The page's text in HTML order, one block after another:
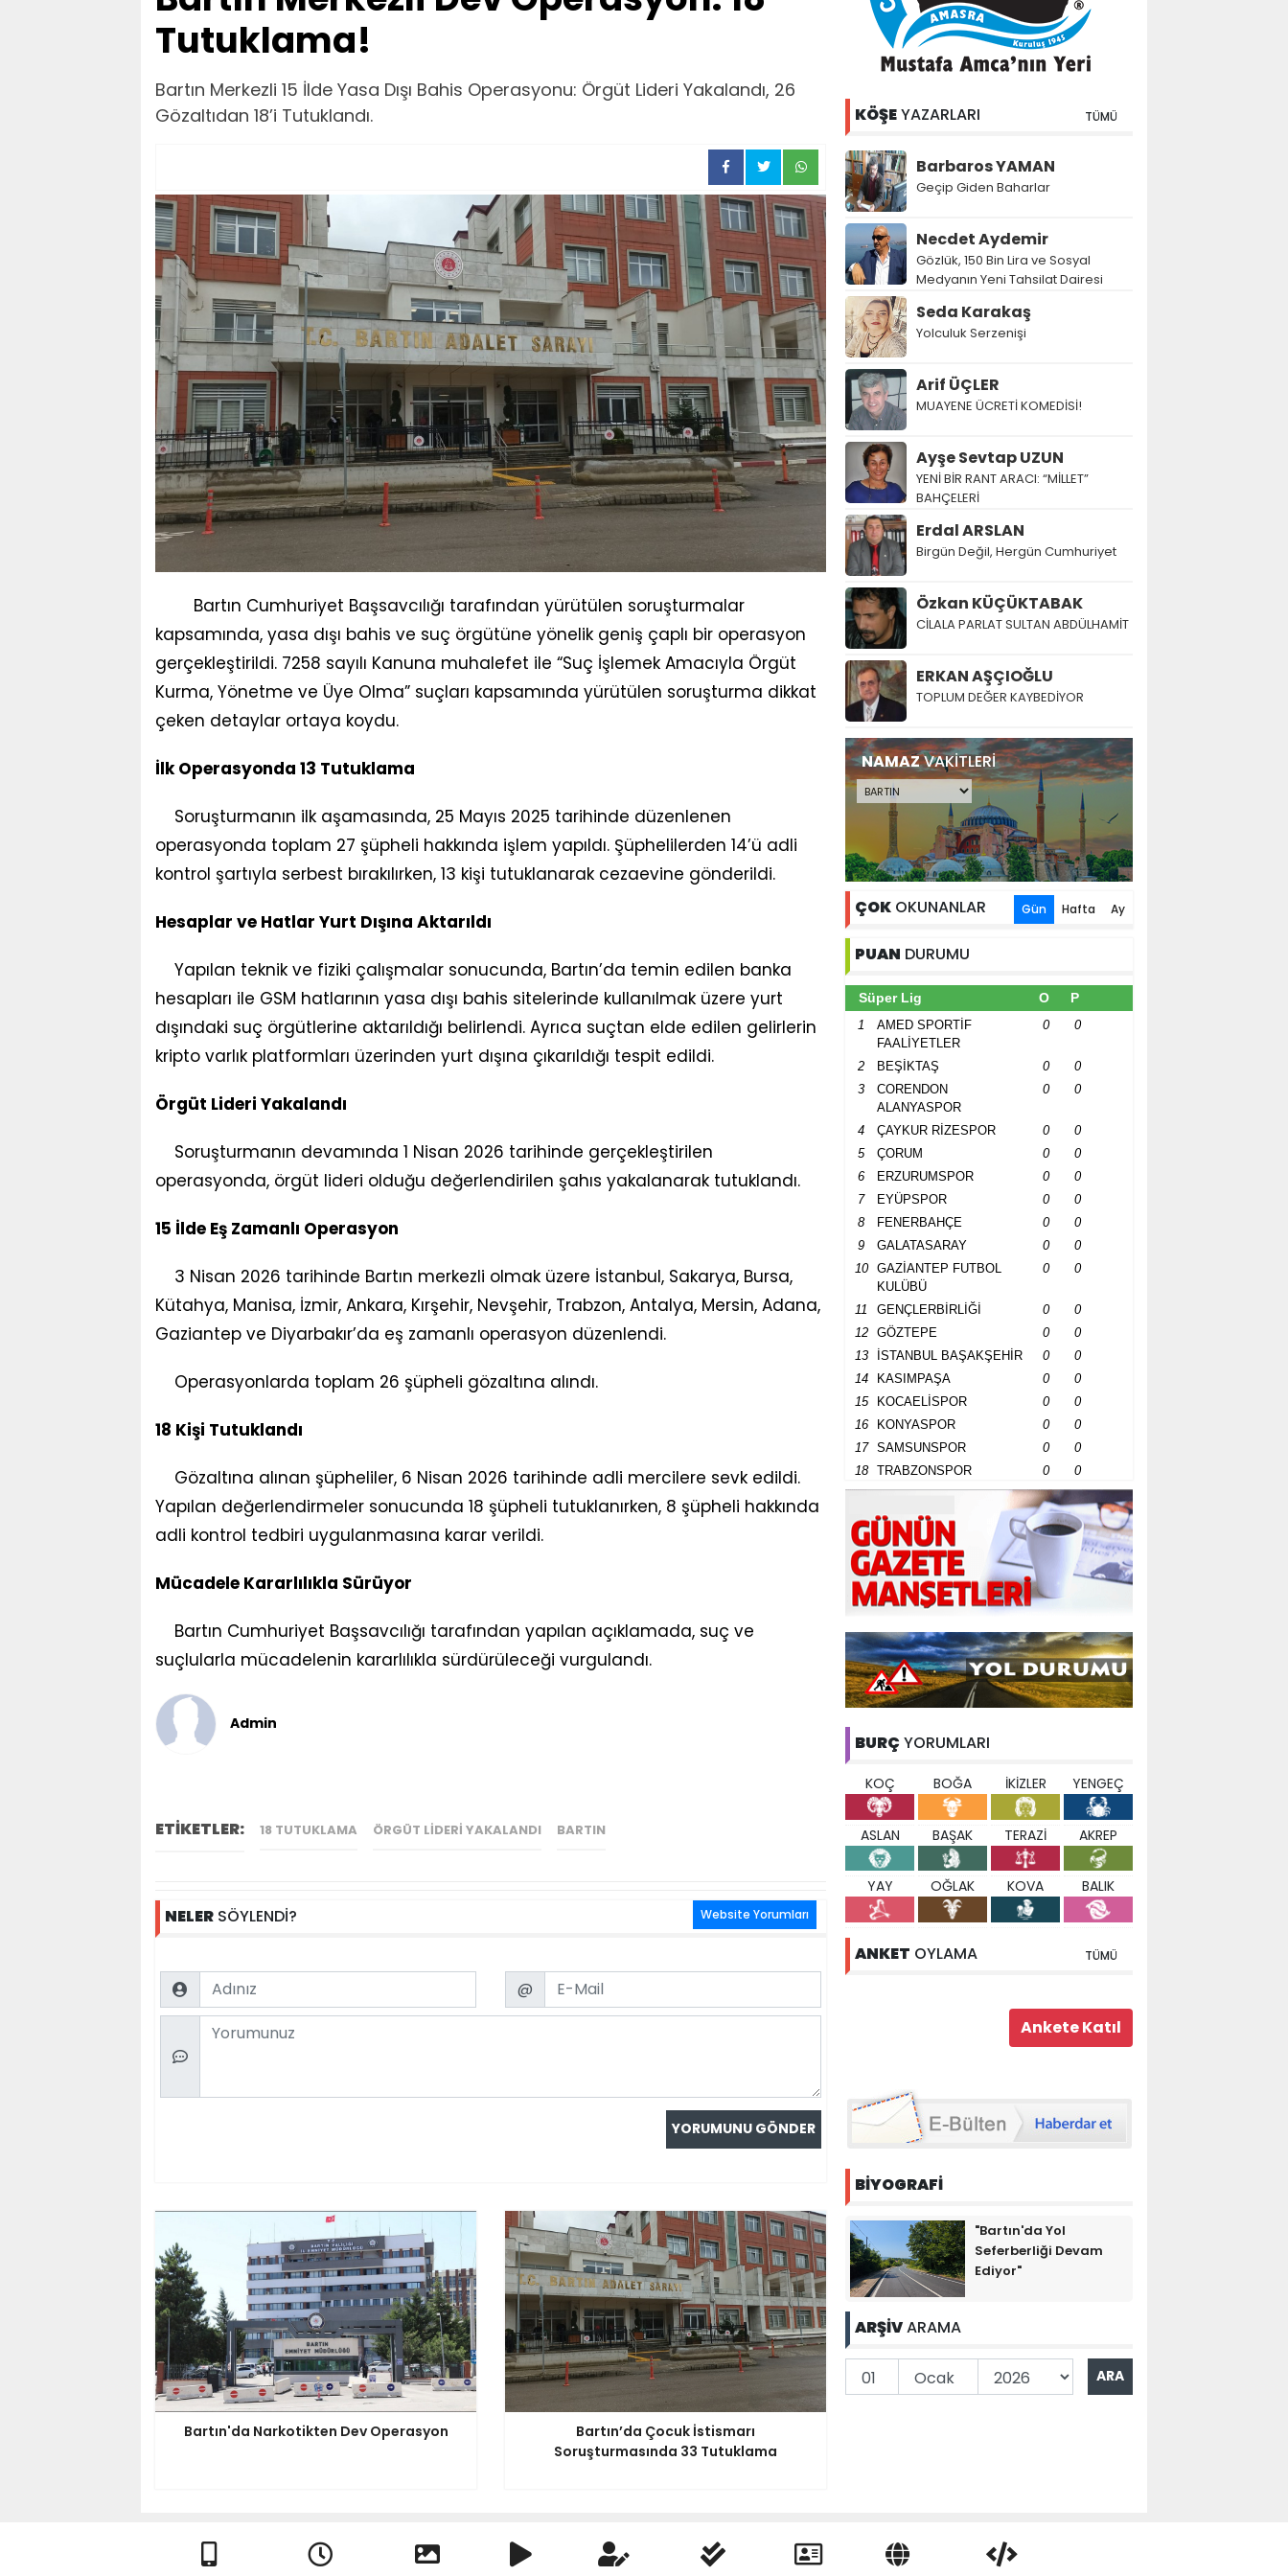
Tutuklama!
Bartın Merkezli 15 İlde Yasa Dışı Bahis Operasyonu: Örgüt Lideri Yakalandı, 26
Gözaltıdan 18’i Tutuklandı.
Bartın Cumhuriyet Başsavcılığı tarafından yürütülen soruşturmalar
kapsamında, yasa dışı bahis ve suç örgütüne yönelik geniş çaplı bir operasyon
gerçekleştirildi. 7258 sayılı Kanuna muhalefet ile “Suç İşlemek Amacıyla Örgüt
Kurma, Yönetme ve Üye Olma” suçları kapsamında yürütülen soruşturma dikkat
çeken detaylar ortaya koydu.
İlk Operasyonda 13 Tutuklama
Soruşturmanın ilk aşamasında, 25 Mayıs 2025 tarihinde düzenlenen
operasyonda toplam 27 şüpheli hakkında işlem yapıldı. Şüphelilerden 14’ü adli
kontrol şartıyla serbest bırakılırken, 13 kişi tutuklanarak cezaevine gönderildi.
Hesaplar ve Hatlar Yurt Dışına Aktarıldı
Yapılan teknik ve fiziki çalışmalar sonucunda, Bartın’da temin edilen banka
hesapları ile GSM hatlarının yasa dışı bahis sitelerinde kullanılmak üzere yurt
dışındaki suç örgütlerine aktarıldığı belirlendi. Ayrıca suçtan elde edilen gelirlerin
kripto varlık platformları üzerinden yurt dışına çıkarıldığı tespit edildi.
Örgüt Lideri Yakalandı
Soruşturmanın devamında 1 Nisan 2026 tarihinde gerçekleştirilen
operasyonda, örgüt lideri olduğu değerlendirilen şahıs yakalanarak tutuklandı.
15 İlde Eş Zamanlı Operasyon
3 Nisan 2026 tarihinde Bartın merkezli olmak üzere İstanbul, Sakarya, Bursa,
Kütahya, Manisa, İzmir, Ankara, Kırşehir, Nevşehir, Trabzon, Antalya, Mersin, Adana,
Gaziantep ve Diyarbakır’da eş zamanlı operasyon düzenlendi.
Operasyonlarda toplam 26 şüpheli gözaltına alındı.
18 Kişi Tutuklandı
Gözaltına alınan şüpheliler, 6 Nisan 2026 tarihinde adli mercilere sevk edildi.
Yapılan değerlendirmeler sonucunda 18 şüpheli tutuklanırken, 8 şüpheli hakkında
adli kontrol tedbiri uygulanmasına karar verildi.
Mücadele Kararlılıkla Sürüyor
Bartın Cumhuriyet Başsavcılığı tarafından yapılan açıklamada, suç ve
suçlularla mücadelenin kararlılıkla sürdürüleceği vurgulandı.
Admin
ETİKETLER: 18 TUTUKLAMA ÖRGÜT LIDERI YAKALANDI BARTIN
NELER SÖYLENDİ? Website Yorumları
Name Email
@
Comment
Bartın'da Narkotikten Dev Operasyon
Bartın’da Çocuk İstismarı
Soruşturmasında 33 Tutuklama
KÖŞEYAZARLARI TÜMÜ
Barbaros YAMAN
Geçip Giden Baharlar
Necdet Aydemir
Gözlük, 150 Bin Lira ve Sosyal
Medyanın Yeni Tahsilat Dairesi
Seda Karakaş
Yolculuk Serzenişi
Arif ÜÇLER
MUAYENE ÜCRETİ KOMEDİSİ!
Ayşe Sevtap UZUN
YENİ BİR RANT ARACI: “MİLLET”
BAHÇELERİ
Erdal ARSLAN
Birgün Değil, Hergün Cumhuriyet
Özkan KÜÇÜKTABAK
CİLALA PARLAT SULTAN ABDÜLHAMİT
ERKAN AŞÇIOĞLU
TOPLUM DEĞER KAYBEDİYOR
NAMAZVAKİTLERİ
ÇOK OKUNANLAR Gün Hafta Ay
PUAN DURUMU
Süper Lig O P
1
AMED SPORTİF
FAALİYETLER
0 0
2 BEŞİKTAŞ 0
0
3
CORENDON
ALANYASPOR
0 0
4 ÇAYKUR RİZESPOR 0
0
5
ÇORUM 0
0
6
ERZURUMSPOR 0
0
7
EYÜPSPOR 0
0
8
FENERBAHÇE 0
0
9
GALATASARAY 0
0
10
GAZİANTEP FUTBOL
KULÜBÜ
0 0
11 GENÇLERBİRLİĞİ 0
0
12
GÖZTEPE 0
0
13
İSTANBUL BAŞAKŞEHİR 0
0
14
KASIMPAŞA 0
0
15
KOCAELİSPOR 0
0
16
KONYASPOR 0
0
17
SAMSUNSPOR 0
0
18
TRABZONSPOR 0 0
BURÇ YORUMLARI
KOÇ BOĞA İKİZLER YENGEÇ
ASLAN BAŞAK TERAZİ AKREP
YAY OĞLAK KOVA BALIK
ANKET OYLAMA TÜMÜ
BİYOGRAFİ
"Bartın'da Yol
Seferberliği Devam
Ediyor"
ARŞİVARAMA